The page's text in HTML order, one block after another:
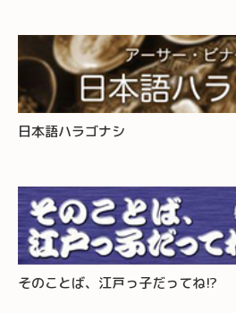
日本語ハラゴナシ
そのことば、江戸っ子だってね!?